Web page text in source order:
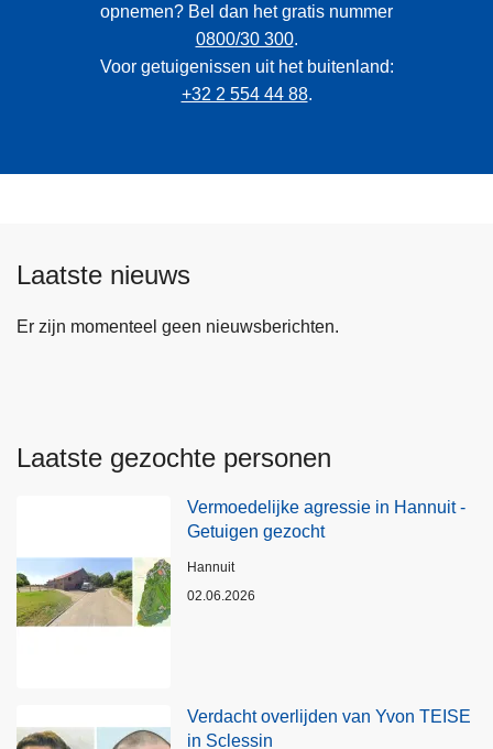
opnemen? Bel dan het gratis nummer
0800/30 300.
Voor getuigenissen uit het buitenland:
+32 2 554 44 88.
Laatste nieuws
Er zijn momenteel geen nieuwsberichten.
Laatste gezochte personen
Vermoedelijke agressie in Hannuit -
Getuigen gezocht
Plaats
Hannuit
02.06.2026
Verdacht overlijden van Yvon TEISE
in Sclessin